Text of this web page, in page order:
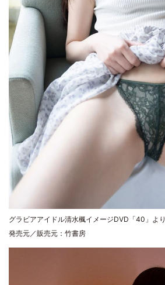
グラビアアイドル清水楓イメージDVD「40」より
発売元／販売元：竹書房